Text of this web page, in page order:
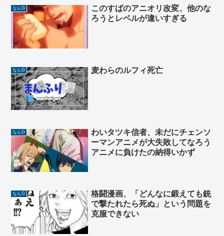
なんG
このすばのアニオリ改変、他のな
ろうとレベルが違いすぎる
なんG 麦わらのルフィ死亡
なんG
わいタツキ信者、未だにチェンソ
ーマンアニメが大失敗してなろう
アニメに負けたの納得いかず
なんG
格闘漫画、「どんなに鍛えても銃
で撃たれたら死ぬ」という問題を
克服できない